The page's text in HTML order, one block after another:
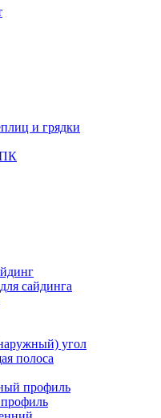
и грядки
сайдинга
угол
полоса
профиль